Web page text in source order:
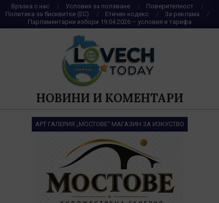
Skip
to
content
Връзка с нас Условия за ползване
Поверителност
Политика за бисквитки (ЕС)
Етичен кодекс
За реклама
Парламентарни избори 19.04.2026 – условия и тарифа
НОВИНИ И КОМЕНТАРИ
АРТ ГАЛЕРИЯ „МОСТОВЕ“ МАГАЗИН ЗА ИЗКУСТВО